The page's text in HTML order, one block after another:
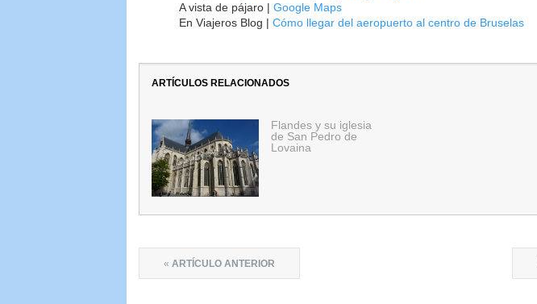
A vista de pájaro | Google Maps
En Viajeros Blog | Cómo llegar del aeropuerto al centro de Bruselas
ARTÍCULOS RELACIONADOS
Flandes y su iglesia
de San Pedro de
Lovaina
« ARTÍCULO ANTERIOR